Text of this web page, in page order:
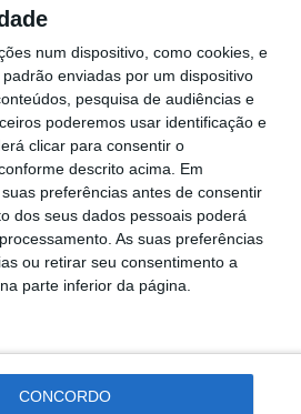
num dispositivo, como cookies, e
enviadas por um dispositivo
pesquisa de audiências e
poderemos usar identificação e
clicar para consentir o
descrito acima. Em
preferências antes de consentir
dos seus dados pessoais poderá
As suas preferências
ou retirar seu consentimento a
parte inferior da página.
CONCORDO
cair
de
o quarto
tudo
de